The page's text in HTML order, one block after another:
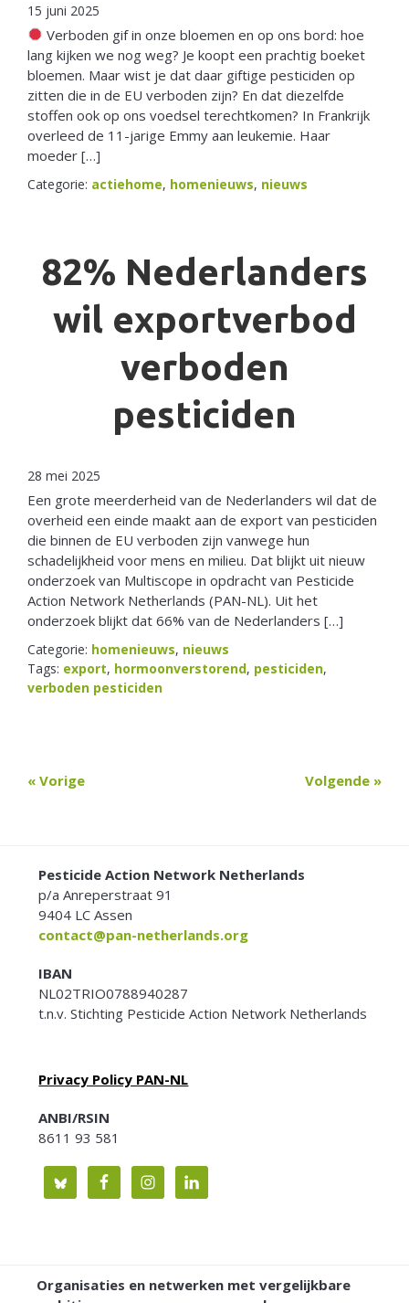
15 juni 2025
Verboden gif in onze bloemen en op ons bord: hoe
lang kijken we nog weg? Je koopt een prachtig boeket
bloemen. Maar wist je dat daar giftige pesticiden op
zitten die in de EU verboden zijn? En dat diezelfde
stoffen ook op ons voedsel terechtkomen? In Frankrijk
overleed de 11-jarige Emmy aan leukemie. Haar
moeder […]
Categorie: actiehome, homenieuws, nieuws
82% Nederlanders
wil exportverbod
verboden
pesticiden
28 mei 2025
Een grote meerderheid van de Nederlanders wil dat de
overheid een einde maakt aan de export van pesticiden
die binnen de EU verboden zijn vanwege hun
schadelijkheid voor mens en milieu. Dat blijkt uit nieuw
onderzoek van Multiscope in opdracht van Pesticide
Action Network Netherlands (PAN-NL). Uit het
onderzoek blijkt dat 66% van de Nederlanders […]
Categorie: homenieuws, nieuws
Tags: export, hormoonverstorend, pesticiden,
verboden pesticiden
« Vorige Volgende »
FOOTERPesticide Action Network Netherlands
p/a Anreperstraat 91
9404 LC Assen
contact@pan-netherlands.org
IBAN
NL02TRIO0788940287
t.n.v. Stichting Pesticide Action Network Netherlands
Privacy Policy PAN-NL
ANBI/RSIN
8611 93 581
Organisaties en netwerken met vergelijkbare